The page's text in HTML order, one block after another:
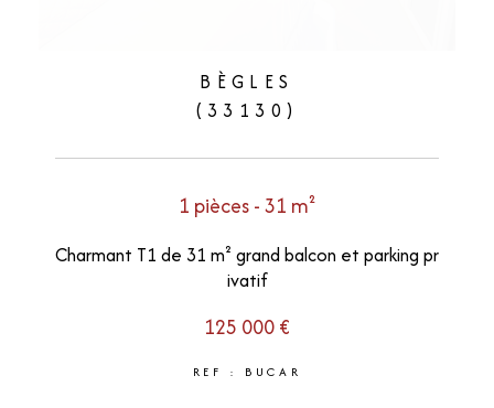
BÈGLES
(33130)
1 pièces - 31 m²
Charmant T1 de 31 m² grand balcon et parking pr
ivatif
125 000 €
REF : BUCAR